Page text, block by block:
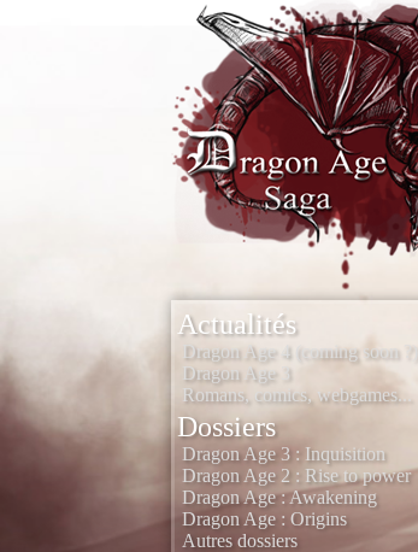
Actualités
Dragon Age 4 (coming soon ?)
Dragon Age 3
Romans, comics, webgames...
Dossiers
Dragon Age 3 : Inquisition
Dragon Age 2 : Rise to power
Dragon Age : Awakening
Dragon Age : Origins
Autres dossiers